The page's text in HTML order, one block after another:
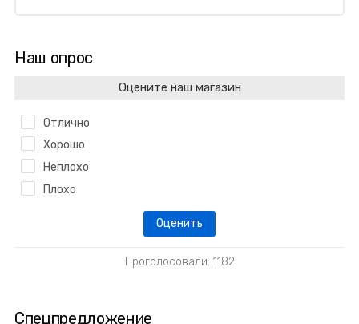
Наш опрос
Оцените наш магазин
Отлично
Хорошо
Неплохо
Плохо
Проголосовали: 1182
Спецпредложение